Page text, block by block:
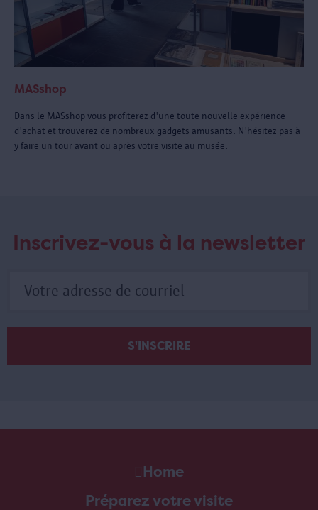
MASshop
Dans le MASshop vous profiterez d'une toute nouvelle expérience
d'achat et trouverez de nombreux gadgets amusants. N'hésitez pas à
y faire un tour avant ou après votre visite au musée.
Inscrivez-vous à la newsletter
Home
Préparez votre visite